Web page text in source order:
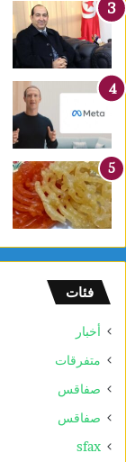
فئات
أخبار
متفرقات
صفاقس
صفاقس
sfax